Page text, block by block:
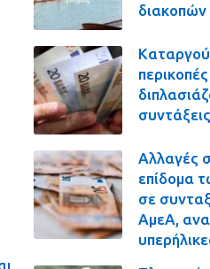
διακοπών
Αλλαγές
επίδομα
σε
ΑμεΑ,